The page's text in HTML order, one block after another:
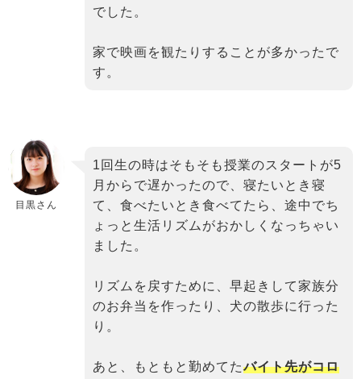
でした。
家で映画を観たりすることが多かったで
す。
binary
comment
目黒さん
1回生の時はそもそも授業のスタートが5
月からで遅かったので、寝たいとき寝
て、食べたいとき食べてたら、途中でち
ょっと生活リズムがおかしくなっちゃい
ました。
リズムを戻すために、早起きして家族分
のお弁当を作ったり、犬の散歩に行った
り。
あと、もともと勤めてたバイト先がコロ